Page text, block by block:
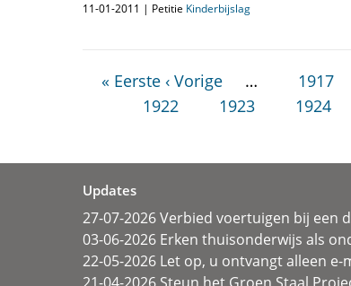
11-01-2011 | Petitie Kinderbijslag
« Eerste ‹ Vorige … 1917
1922
1923 1924
Updates
27-07-2026 Verbied voertuigen bij een
03-06-2026 Erken thuisonderwijs als
22-05-2026 Let op, u ontvangt alleen